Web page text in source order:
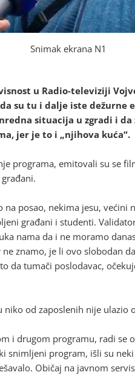
Snimak ekrana N1
u Radio-televiziji
su tu i dalje iste dežurne
situacija u zgradi i
jer je to i „njihova kuća“.
programa, emitovali su se
posao, nekima jesu, većini
građani i studenti.
nama da i ne moramo
znamo, je li ovo slobodan
da tumači poslodavac,
niko od zaposlenih nije ulazio
i drugom programu, radi se
snimljeni program, išli su
Običaj na javnom